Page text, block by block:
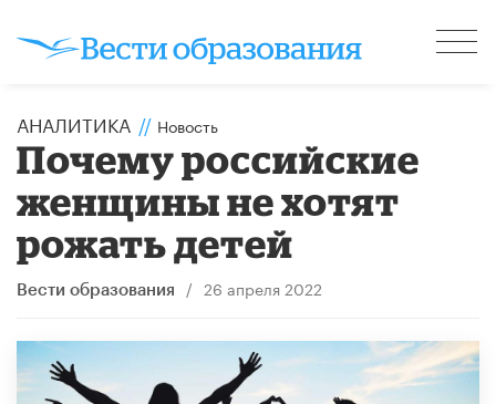
АНАЛИТИКА // Новость
Почему российские
женщины не хотят
рожать детей
Вести образования / 26 апреля 2022